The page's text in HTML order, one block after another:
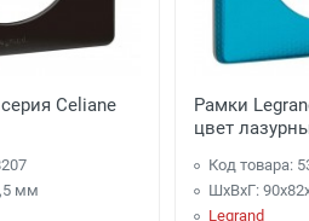
Celiane
мм
Рамки
цвет
Код товара:
ШхВхГ:
Legrand